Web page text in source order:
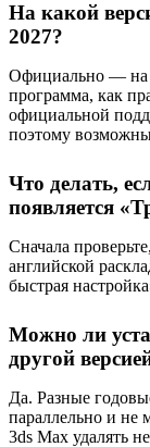
На какой
2027?
Официально — на
программа, как
официальной
поэтому
Что делать,
появляется
Сначала
английской
быстрая
Можно ли
другой
Да. Разные
параллельно и не
3ds Max удалять